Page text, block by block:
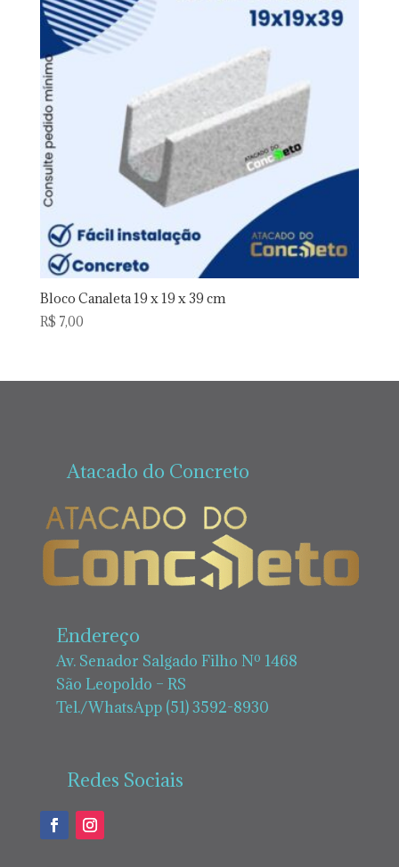
Bloco Canaleta 19 x 19 x 39 cm
R$ 7,00
Atacado do Concreto
Endereço
Av. Senador Salgado Filho Nº 1468
São Leopoldo – RS
Tel./WhatsApp (51) 3592-8930
Redes Sociais